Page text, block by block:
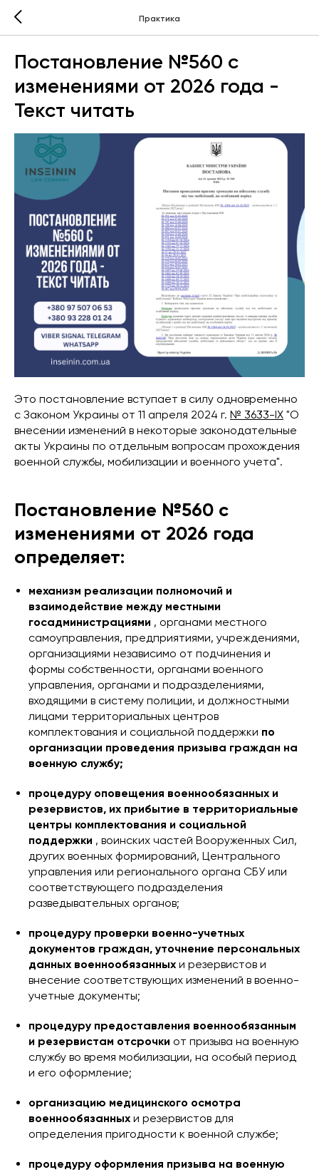
Практика
Постановление №560 с
изменениями от 2026 года -
Текст читать
Это постановление вступает в силу одновременно
с Законом Украины от 11 апреля 2024 г. № 3633-IX "О
внесении изменений в некоторые законодательные
акты Украины по отдельным вопросам прохождения
военной службы, мобилизации и военного учета".
Постановление №560 с
изменениями от 2026 года
определяет:
механизм реализации полномочий и
взаимодействие между местными
госадминистрациями , органами местного
самоуправления, предприятиями, учреждениями,
организациями независимо от подчинения и
формы собственности, органами военного
управления, органами и подразделениями,
входящими в систему полиции, и должностными
лицами территориальных центров
комплектования и социальной поддержки по
организации проведения призыва граждан на
военную службу;
процедуру оповещения военнообязанных и
резервистов, их прибытие в территориальные
центры комплектования и социальной
поддержки , воинских частей Вооруженных Сил,
других военных формирований, Центрального
управления или регионального органа СБУ или
соответствующего подразделения
разведывательных органов;
процедуру проверки военно-учетных
документов граждан, уточнение персональных
данных военнообязанных и резервистов и
внесение соответствующих изменений в военно-
учетные документы;
процедуру предоставления военнообязанным
и резервистам отсрочки от призыва на военную
службу во время мобилизации, на особый период
и его оформление;
организацию медицинского осмотра
военнообязанных и резервистов для
определения пригодности к военной службе;
процедуру оформления призыва на военную